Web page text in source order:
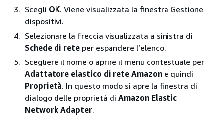
Scegli OK. Viene visualizzata la finestra Gestione
dispositivi.
Selezionare la freccia visualizzata a sinistra di
Schede di rete per espandere l’elenco.
Scegliere il nome o aprire il menu contestuale per
Adattatore elastico di rete Amazon e quindi
Proprietà. In questo modo si apre la finestra di
dialogo delle proprietà di Amazon Elastic
Network Adapter.